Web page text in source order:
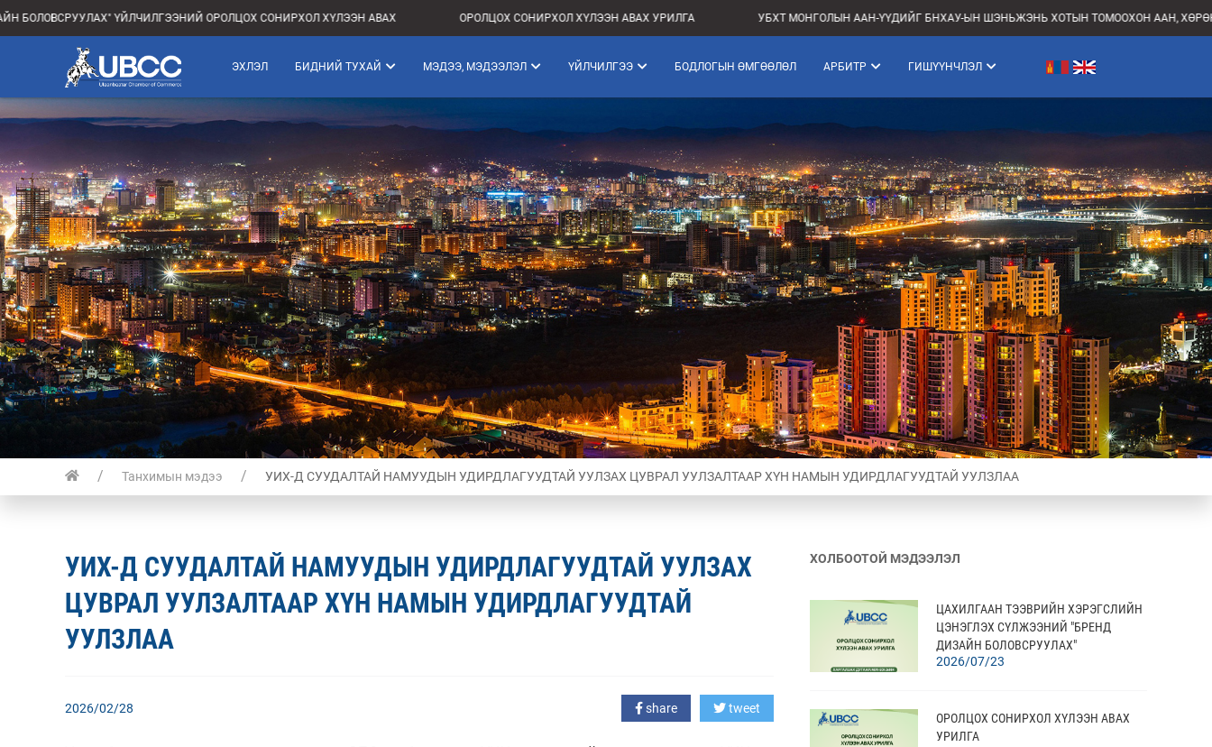
ҮЙЛЧИЛГЭЭНИЙ ОРОЛЦОХ СОНИРХОЛ ХҮЛЭЭН АВАХ ОРОЛЦОХ СОНИРХОЛ ХҮЛЭЭН АВАХ УРИЛГА УБХТ МОНГОЛЫН ААН-ҮҮДИЙГ БНХАУ-ЫН ШЭНЬЖЭНЬ ХОТЫН ТОМООХОН ААН, ХӨРӨНГӨ
ЭХЛЭЛ БИДНИЙ ТУХАЙ МЭДЭЭ, МЭДЭЭЛЭЛ ҮЙЛЧИЛГЭЭ БОДЛОГЫН ӨМГӨӨЛӨЛ АРБИТР ГИШҮҮНЧЛЭЛ
Танхимын мэдээ УИХ-Д СУУДАЛТАЙ НАМУУДЫН УДИРДЛАГУУДТАЙ УУЛЗАХ ЦУВРАЛ УУЛЗАЛТААР ХҮН НАМЫН УДИРДЛАГУУДТАЙ УУЛЗЛАА
УИХ-Д СУУДАЛТАЙ НАМУУДЫН УДИРДЛАГУУДТАЙ УУЛЗАХ
ЦУВРАЛ УУЛЗАЛТААР ХҮН НАМЫН УДИРДЛАГУУДТАЙ
УУЛЗЛАА
2026/02/28 share tweet
ХОЛБООТОЙ МЭДЭЭЛЭЛ
ЦАХИЛГААН ТЭЭВРИЙН ХЭРЭГСЛИЙН
ЦЭНЭГЛЭХ СҮЛЖЭЭНИЙ "БРЕНД
ДИЗАЙН БОЛОВСРУУЛАХ"
ҮЙЛЧИЛГЭЭНИЙ ОРОЛЦОХ СОНИРХОЛ
2026/07/23
ОРОЛЦОХ СОНИРХОЛ ХҮЛЭЭН АВАХ
УРИЛГА